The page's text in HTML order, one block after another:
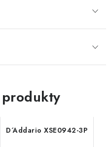
D´Addario XSE0942-3P